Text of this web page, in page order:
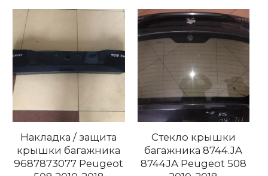
Накладка / защита
крышки багажника
9687873077 Peugeot
Стекло крышки
багажника 8744.JA
8744JA Peugeot 508